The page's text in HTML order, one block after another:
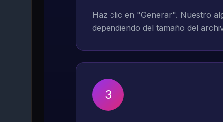
Haz clic en "Generar". Nuestro
dependiendo del tamaño del
3